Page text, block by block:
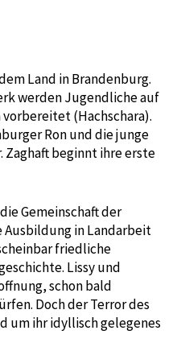
Land in Brandenburg.
werden Jugendliche auf
vorbereitet (Hachschara).
Ron und die junge
Zaghaft beginnt ihre erste
Gemeinschaft der
in Landarbeit
friedliche
Lissy und
schon bald
Doch der Terror des
um ihr idyllisch gelegenes